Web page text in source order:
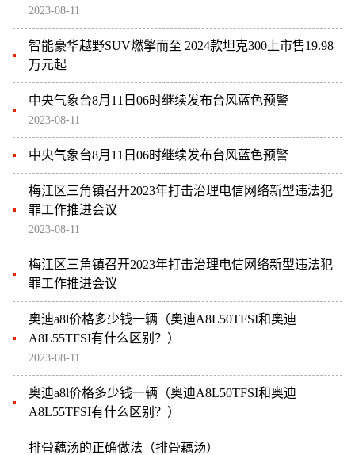
2023-08-11
智能豪华越野SUV燃擎而至 2024款坦克300上市售19.98
万元起
中央气象台8月11日06时继续发布台风蓝色预警
2023-08-11
中央气象台8月11日06时继续发布台风蓝色预警
梅江区三角镇召开2023年打击治理电信网络新型违法犯
罪工作推进会议
2023-08-11
梅江区三角镇召开2023年打击治理电信网络新型违法犯
罪工作推进会议
奥迪a8l价格多少钱一辆（奥迪A8L50TFSI和奥迪
A8L55TFSI有什么区别？）
2023-08-11
奥迪a8l价格多少钱一辆（奥迪A8L50TFSI和奥迪
A8L55TFSI有什么区别？）
排骨藕汤的正确做法（排骨藕汤）